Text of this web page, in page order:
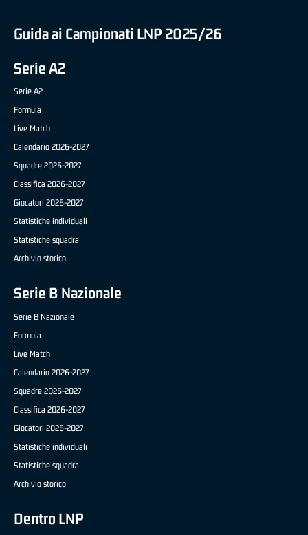
Guida ai Campionati LNP 2025/26
Serie A2
Serie A2
Formula
Live Match
Calendario 2026-2027
Squadre 2026-2027
Classifica 2026-2027
Giocatori 2026-2027
Statistiche individuali
Statistiche squadra
Archivio storico
Serie B Nazionale
Serie B Nazionale
Formula
Live Match
Calendario 2026-2027
Squadre 2026-2027
Classifica 2026-2027
Giocatori 2026-2027
Statistiche individuali
Statistiche squadra
Archivio storico
Dentro LNP